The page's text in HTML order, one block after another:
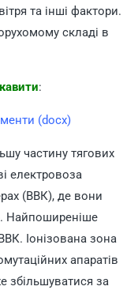
та інші фактори.
складі в
:
(docx)
частину тягових
електровоза
(ВВК), де вони
Найпоширеніше
Іонізована зона
апаратів
збільшуватися за